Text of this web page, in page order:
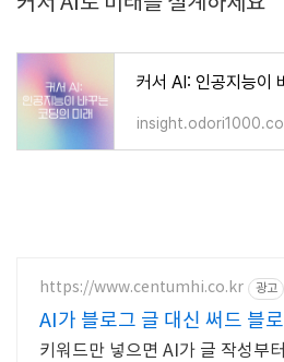
커서 AI: 인공지능이
https://www.centumhi.co.kr 광고
AI가 블로그 글 대신 써드 블
키워드만 넣으면 AI가 글 작성부